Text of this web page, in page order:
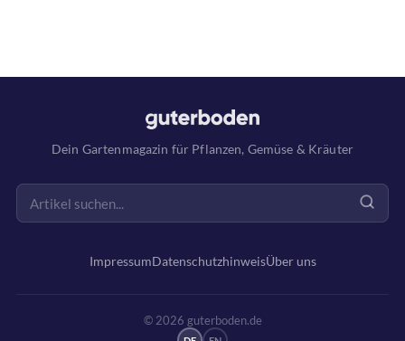
Dein Gartenmagazin für Pflanzen, Gemüse & Kräuter
ImpressumDatenschutzhinweisÜber uns
© 2026 guterboden.de